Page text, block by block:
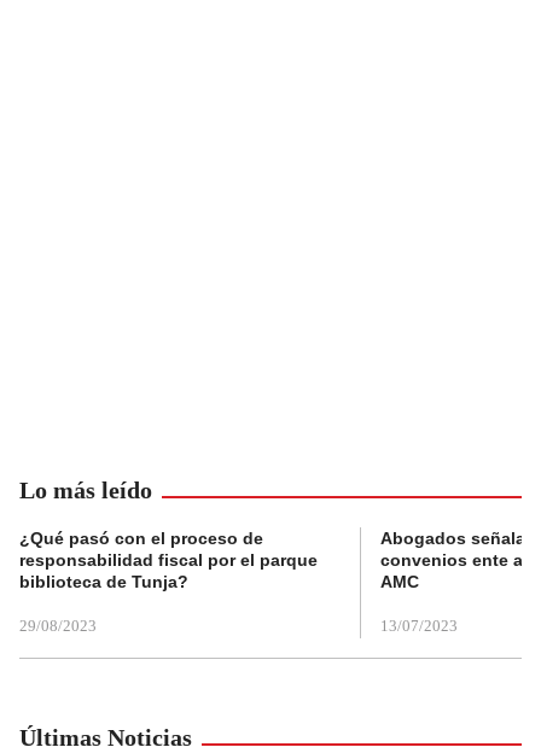
Lo más leído
¿Qué pasó con el proceso de
responsabilidad fiscal por el parque
biblioteca de Tunja?
29/08/2023
Abogados
convenios ente
AMC
13/07/2023
Últimas Noticias